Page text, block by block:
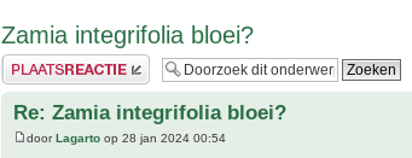
Zamia integrifolia bloei?
Plaats een reactie
Re: Zamia integrifolia bloei?
doorLagarto op 28 jan 2024 00:54